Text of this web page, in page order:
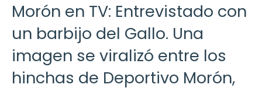
Morón en TV: Entrevistado con
un barbijo del Gallo. Una
imagen se viralizó entre los
hinchas de Deportivo Morón,